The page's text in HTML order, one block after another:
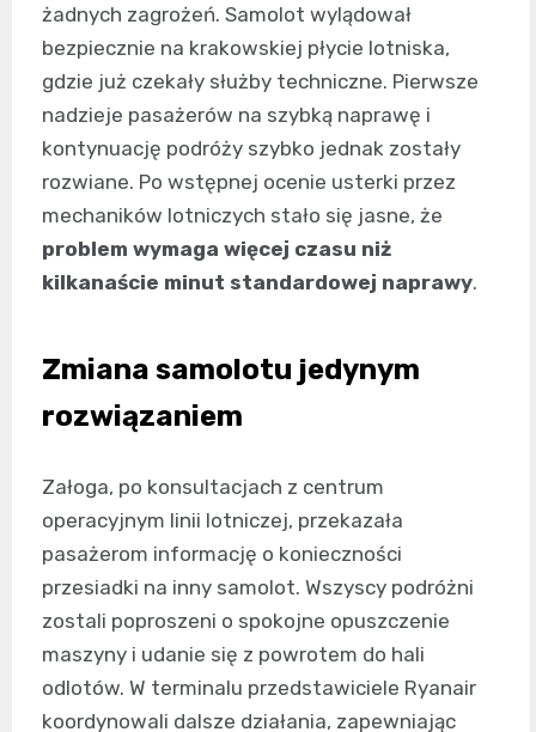
żadnych zagrożeń. Samolot wylądował
bezpiecznie na krakowskiej płycie lotniska,
gdzie już czekały służby techniczne. Pierwsze
nadzieje pasażerów na szybką naprawę i
kontynuację podróży szybko jednak zostały
rozwiane. Po wstępnej ocenie usterki przez
mechaników lotniczych stało się jasne, że
problem wymaga więcej czasu niż
kilkanaście minut standardowej naprawy.
Zmiana samolotu jedynym
rozwiązaniem
Załoga, po konsultacjach z centrum
operacyjnym linii lotniczej, przekazała
pasażerom informację o konieczności
przesiadki na inny samolot. Wszyscy podróżni
zostali poproszeni o spokojne opuszczenie
maszyny i udanie się z powrotem do hali
odlotów. W terminalu przedstawiciele Ryanair
koordynowali dalsze działania, zapewniając